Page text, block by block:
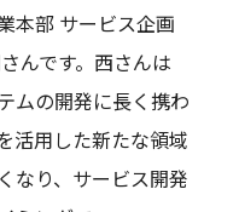
本部 サービス企画
んです。西さんは
ムの開発に長く携わ
活用した新たな領域
なり、サービス開発